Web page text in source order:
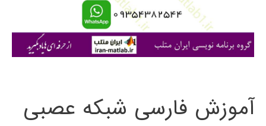
ی
آموزش فارسی شبکه عصبی